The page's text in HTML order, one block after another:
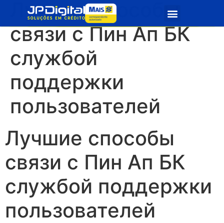
Лучшие способы
связи с Пин Ап БК
службой
поддержки
пользователей
Лучшие способы
связи с Пин Ап БК
службой поддержки
пользователей